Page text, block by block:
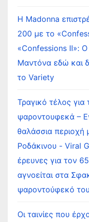
Η Madonna
200 με το
«Confessions II»:
Μαντόνα εδώ και
το Variety
Τραγικό τέλος
ψαροντουφεκά –
θαλάσσια
Ροδάκινου - Viral
έρευνες για τον
αγνοείται στα
ψαροντούφεκό του
Οι ταινίες που